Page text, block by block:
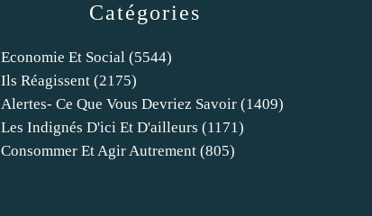
Catégories
Economie Et Social (5544)
Ils Réagissent (2175)
Alertes- Ce Que Vous Devriez Savoir (1409)
Les Indignés D'ici Et D'ailleurs (1171)
Consommer Et Agir Autrement (805)